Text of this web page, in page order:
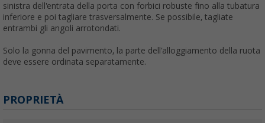
sinistra dell'entrata della porta con forbici robuste fino alla tubatura
inferiore e poi tagliare trasversalmente. Se possibile, tagliate
entrambi gli angoli arrotondati.
Solo la gonna del pavimento, la parte dell'alloggiamento della ruota
deve essere ordinata separatamente.
PROPRIETÀ